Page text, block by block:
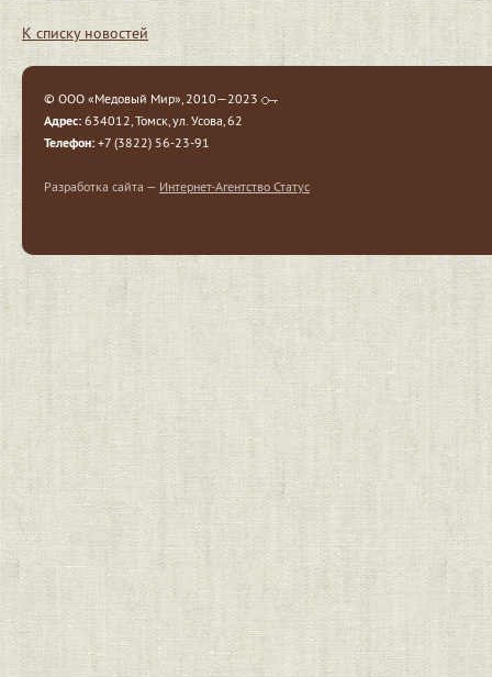
К списку новостей
© ООО «Медовый Мир», 2010—2023
Адрес: 634012, Томск, ул. Усова, 62
Телефон: +7 (3822) 56-23-91
Разработка сайта — Интернет-Агентство Статус